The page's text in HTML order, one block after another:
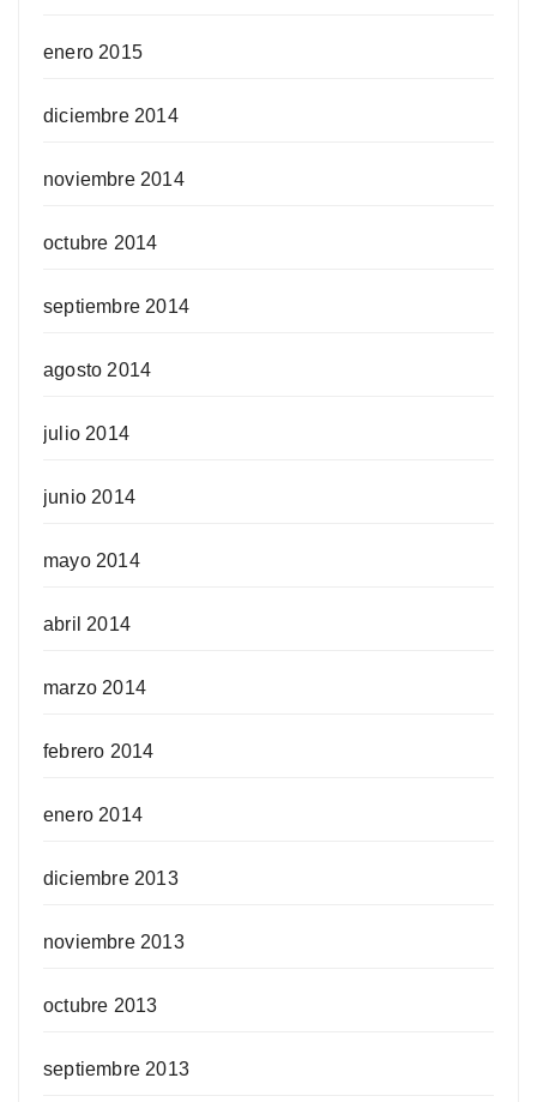
enero 2015
diciembre 2014
noviembre 2014
octubre 2014
septiembre 2014
agosto 2014
julio 2014
junio 2014
mayo 2014
abril 2014
marzo 2014
febrero 2014
enero 2014
diciembre 2013
noviembre 2013
octubre 2013
septiembre 2013